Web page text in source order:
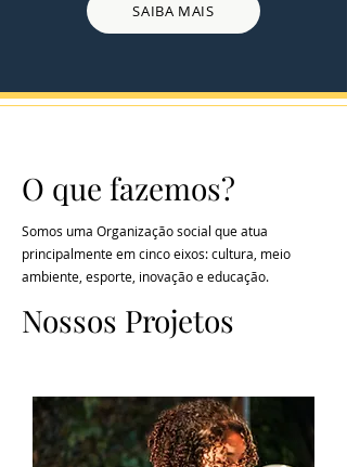
SAIBA MAIS
O que fazemos?
Somos uma Organização social que atua
principalmente em cinco eixos: cultura, meio
ambiente, esporte, inovação e educação.
Nossos Projetos